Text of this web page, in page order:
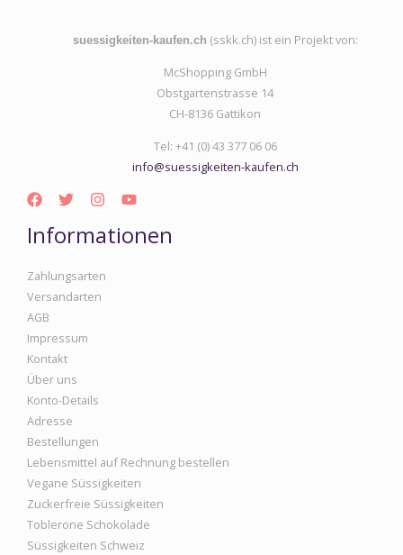
suessigkeiten-kaufen.ch (sskk.ch) ist ein Projekt von:
McShopping GmbH
Obstgartenstrasse 14
CH-8136 Gattikon
Tel: +41 (0) 43 377 06 06
info@suessigkeiten-kaufen.ch
Informationen
Zahlungsarten
Versandarten
AGB
Impressum
Kontakt
Über uns
Konto-Details
Adresse
Bestellungen
Lebensmittel auf Rechnung bestellen
Vegane Süssigkeiten
Zuckerfreie Süssigkeiten
Toblerone Schokolade
Süssigkeiten Schweiz